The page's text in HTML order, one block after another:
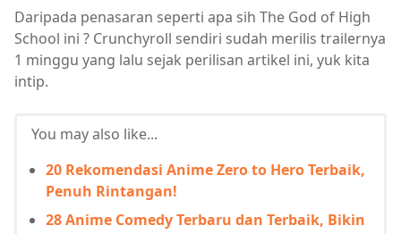
Daripada penasaran seperti apa sih The God of High
School ini ? Crunchyroll sendiri sudah merilis trailernya
1 minggu yang lalu sejak perilisan artikel ini, yuk kita
intip.
You may also like...
20 Rekomendasi Anime Zero to Hero Terbaik,
Penuh Rintangan!
28 Anime Comedy Terbaru dan Terbaik, Bikin